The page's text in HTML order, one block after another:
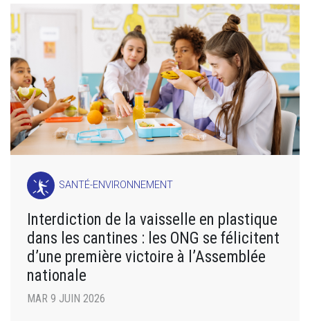
SANTÉ-ENVIRONNEMENT
Interdiction de la vaisselle en plastique
dans les cantines : les ONG se félicitent
d’une première victoire à l’Assemblée
nationale
MAR 9 JUIN 2026